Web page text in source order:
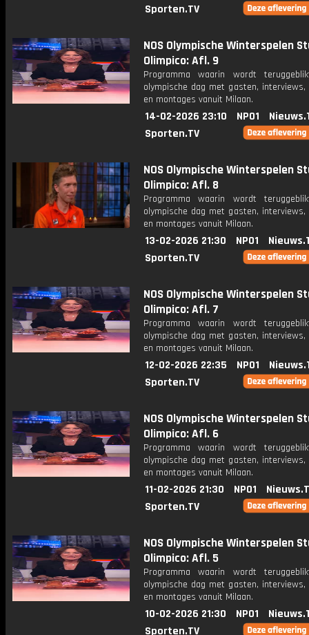
Sporten.TV
NOS Olympische Winterspelen
Olimpico: Afl. 9
Programma waarin wordt
olympische dag met gasten,
en montages vanuit Milaan.
14-02-2026 23:10 NPO1
Sporten.TV
NOS Olympische Winterspelen
Olimpico: Afl. 8
Programma waarin wordt
olympische dag met gasten,
en montages vanuit Milaan.
13-02-2026 21:30 NPO1
Sporten.TV
NOS Olympische Winterspelen
Olimpico: Afl. 7
Programma waarin wordt
olympische dag met gasten,
en montages vanuit Milaan.
12-02-2026 22:35 NPO1
Sporten.TV
NOS Olympische Winterspelen
Olimpico: Afl. 6
Programma waarin wordt
olympische dag met gasten,
en montages vanuit Milaan.
11-02-2026 21:30 NPO1
Sporten.TV
NOS Olympische Winterspelen
Olimpico: Afl. 5
Programma waarin wordt
olympische dag met gasten,
en montages vanuit Milaan.
10-02-2026 21:30 NPO1
Sporten.TV